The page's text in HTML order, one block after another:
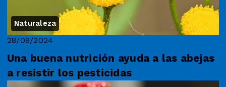
Naturaleza
28/09/2024
Una buena nutrición ayuda a las abejas
a resistir los pesticidas